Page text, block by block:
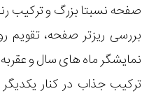
صفحه نسبتا بزرگ و ترکیب
بررسی ریزتر صفحه، تقویم
نمایشگر ماه های سال و
ترکیب جذاب در کنار